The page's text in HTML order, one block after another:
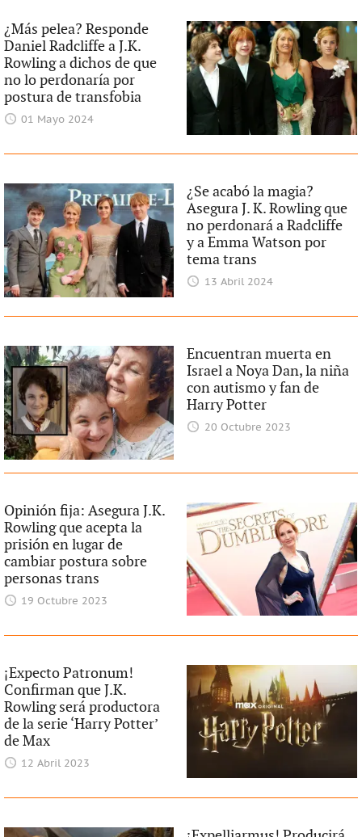
¿Más pelea? Responde
Daniel Radcliffe a J.K.
Rowling a dichos de que
no lo perdonaría por
postura de transfobia
01 Mayo 2024
¿Se acabó la magia?
Asegura J. K. Rowling que
no perdonará a Radcliffe
y a Emma Watson por
tema trans
13 Abril 2024
Encuentran muerta en
Israel a Noya Dan, la niña
con autismo y fan de
Harry Potter
20 Octubre 2023
Opinión fija: Asegura J.K.
Rowling que acepta la
prisión en lugar de
cambiar postura sobre
personas trans
19 Octubre 2023
¡Expecto Patronum!
Confirman que J.K.
Rowling será productora
de la serie ‘Harry Potter’
de Max
12 Abril 2023